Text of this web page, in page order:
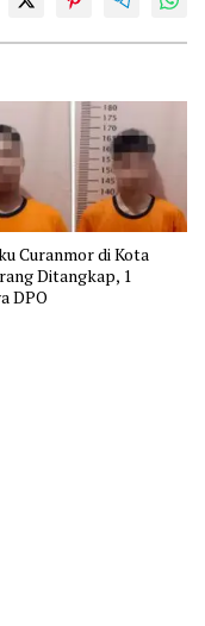
Curanmor di Kota
Ditangkap, 1
DPO